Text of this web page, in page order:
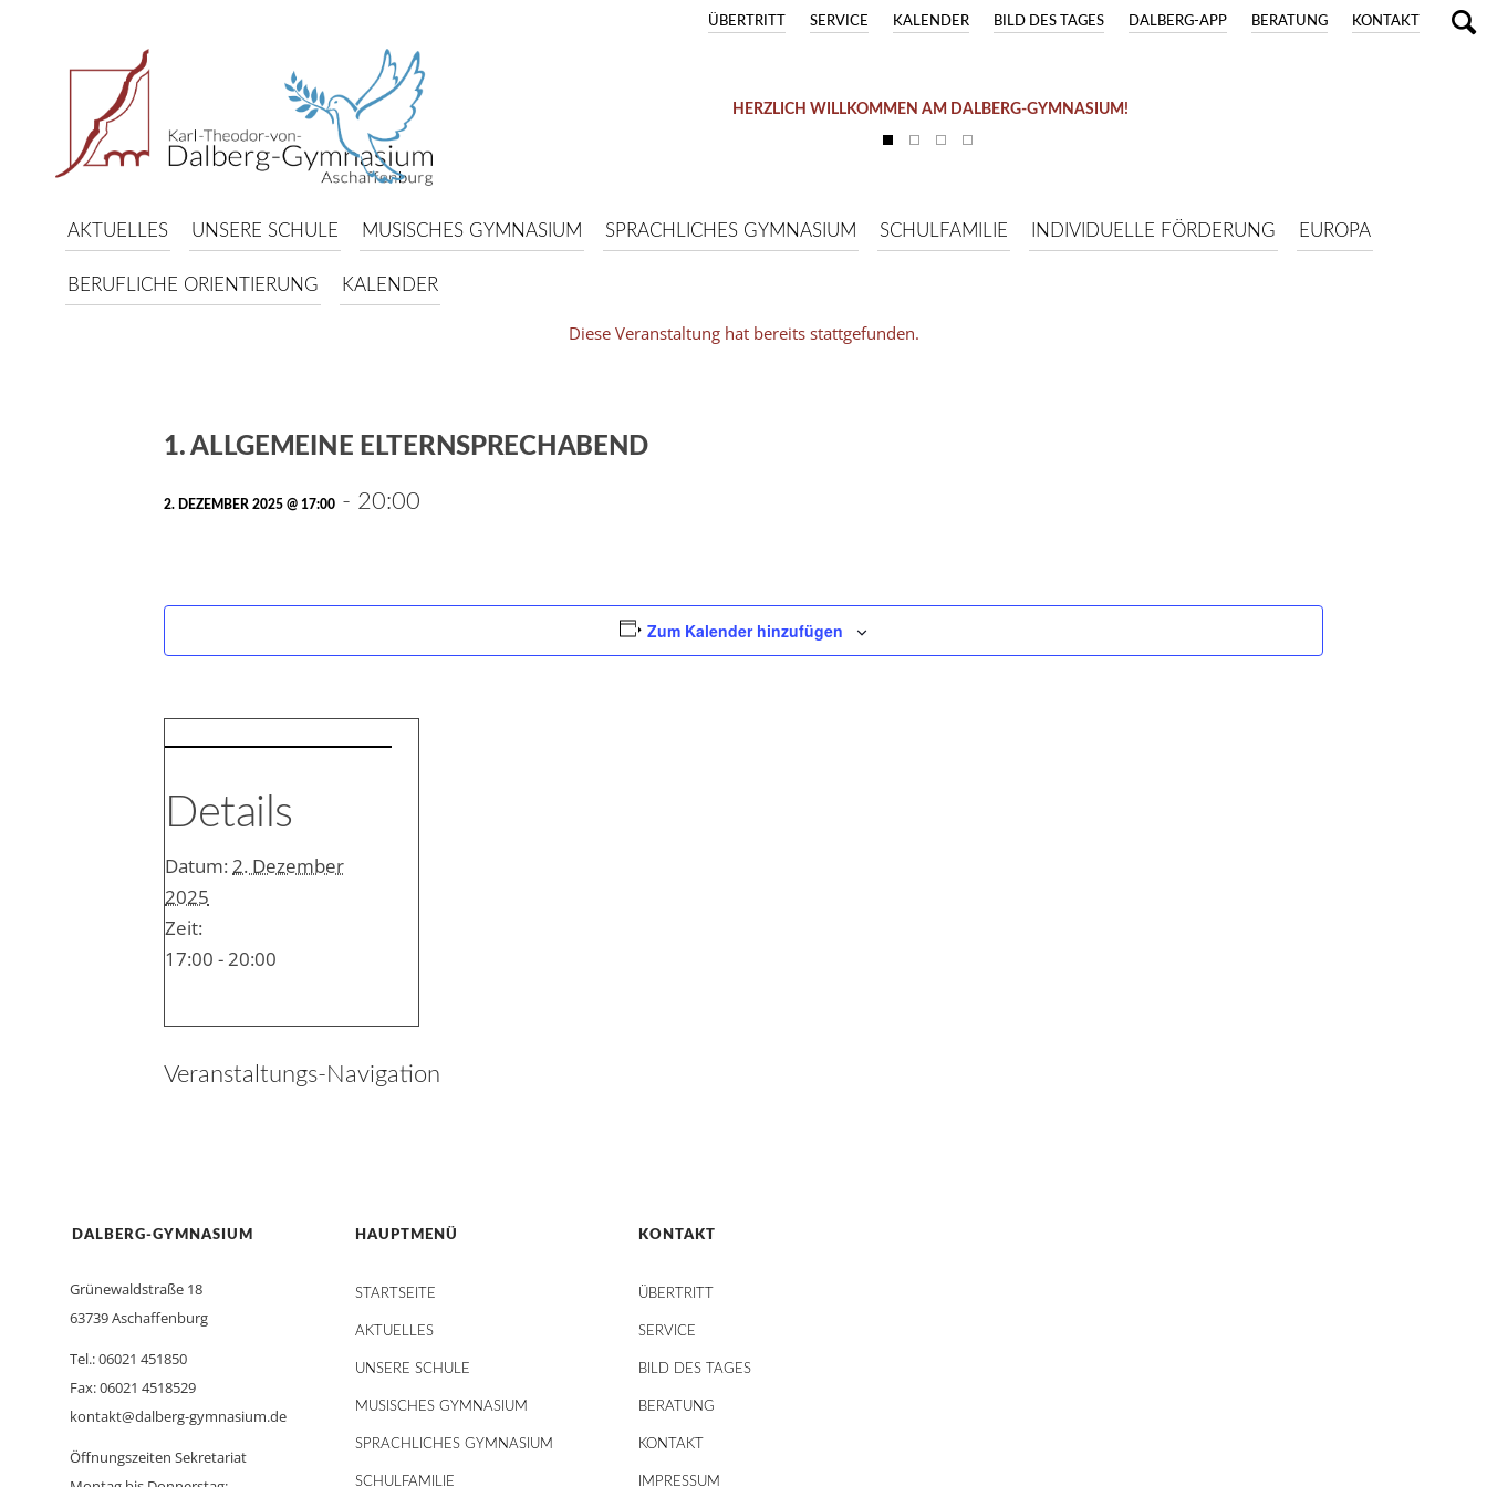
KONTAKT
BERATUNG
DALBERG-APP
BILD DES TAGES
KALENDER
SERVICE
ÜBERTRITT
HERZLICH WILLKOMMEN AM DALBERG-GYMNASIUM!
AKTUELLES UNSERE SCHULE MUSISCHES GYMNASIUM SPRACHLICHES GYMNASIUM SCHULFAMILIE INDIVIDUELLE FÖRDERUNG EUROPA
BERUFLICHE ORIENTIERUNG KALENDER
Diese Veranstaltung hat bereits stattgefunden.
1. ALLGEMEINE ELTERNSPRECHABEND
2. DEZEMBER 2025 @ 17:00 - 20:00
Zum Kalender hinzufügen
Details
Datum:2. Dezember
2025
Zeit:
17:00 - 20:00
Veranstaltungs-Navigation
DALBERG-GYMNASIUM
Grünewaldstraße 18
63739 Aschaffenburg
Tel.: 06021 451850
Fax: 06021 4518529
kontakt@dalberg-gymnasium.de
Öffnungszeiten Sekretariat
HAUPTMENÜ
STARTSEITE
AKTUELLES
UNSERE SCHULE
MUSISCHES GYMNASIUM
SPRACHLICHES GYMNASIUM
SCHULFAMILIE
KONTAKT
ÜBERTRITT
SERVICE
BILD DES TAGES
BERATUNG
KONTAKT
IMPRESSUM